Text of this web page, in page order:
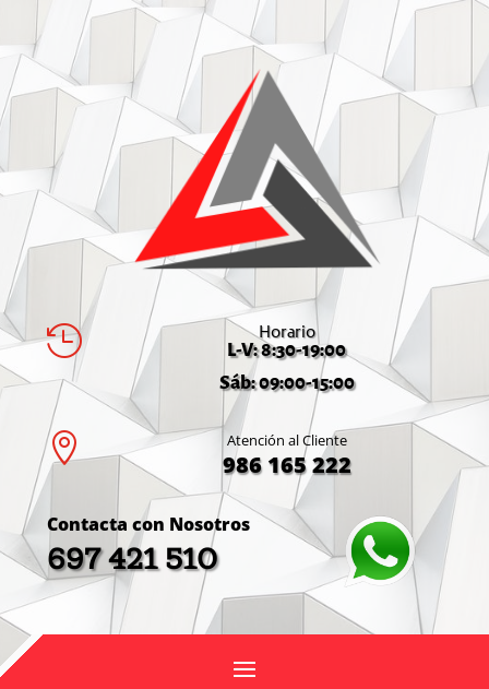
 Horario
L-V: 8:30-19:00
Sáb: 09:00-15:00
 Atención al Cliente
986 165 222
Contacta con Nosotros
697 421 510